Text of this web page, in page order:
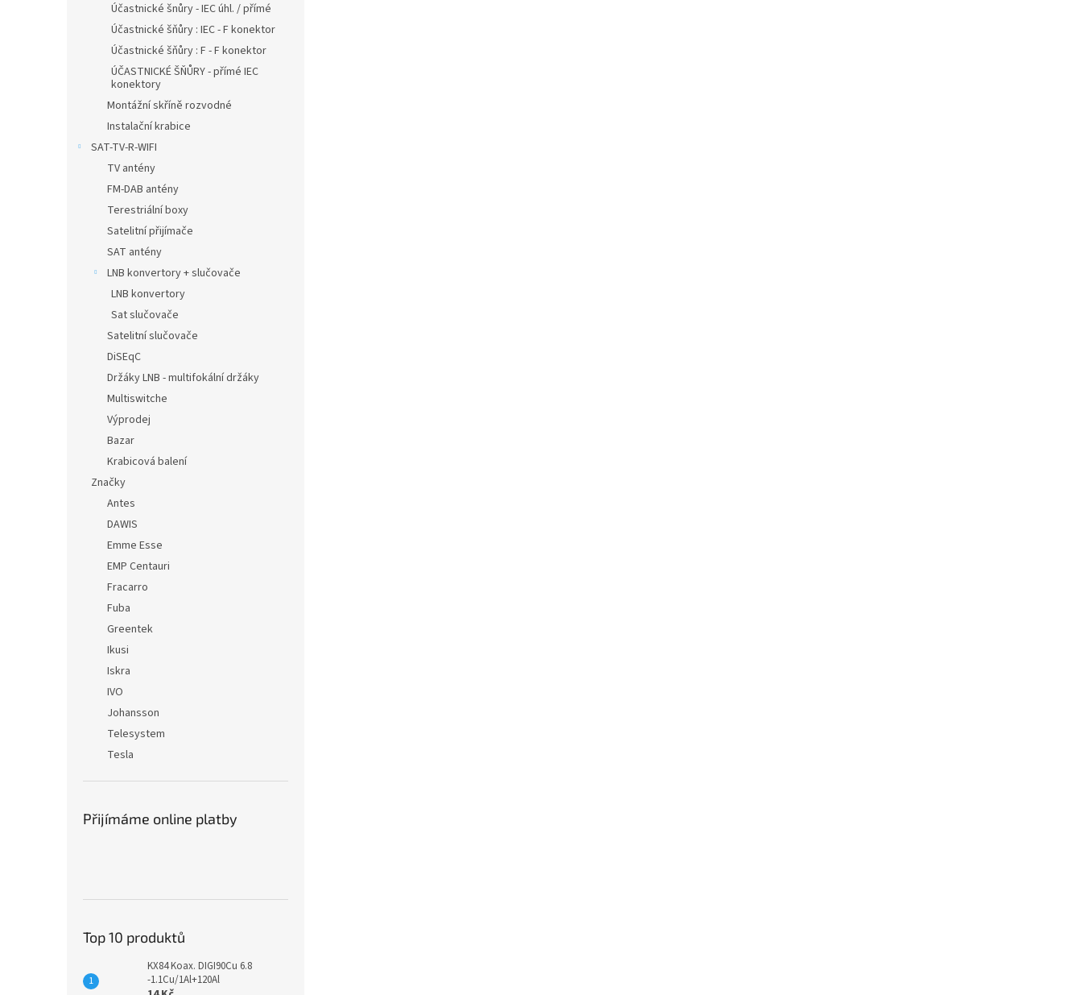
Účastnické šnůry - IEC úhl. / přímé
Účastnické šňůry : IEC - F konektor
Účastnické šňůry : F - F konektor
ÚČASTNICKÉ ŠŇŮRY - přímé IEC
konektory
Montážní skříně rozvodné
Instalační krabice
SAT-TV-R-WIFI
TV antény
FM-DAB antény
Terestriální boxy
Satelitní přijímače
SAT antény
LNB konvertory + slučovače
LNB konvertory
Sat slučovače
Satelitní slučovače
DiSEqC
Držáky LNB - multifokální držáky
Multiswitche
Výprodej
Bazar
Krabicová balení
Značky
Antes
DAWIS
Emme Esse
EMP Centauri
Fracarro
Fuba
Greentek
Ikusi
Iskra
IVO
Johansson
Telesystem
Tesla
Přijímáme online platby
Top 10 produktů
KX84 Koax. DIGI90Cu 6.8
-1.1Cu/1Al+120Al